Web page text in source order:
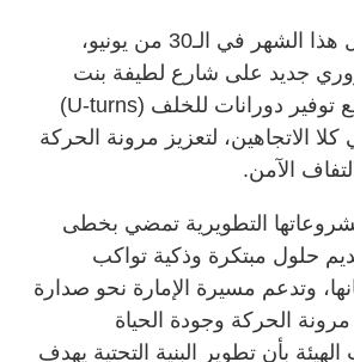
وتختتم الهيئة أعمال هذا الشهر في الـ30 من يونيو،
جديد على شارع لطيفة بنت
حمدان، بالتزامن مع توفير دورانات للخلف (U-turns)
الاتجاهين، لتعزيز مرونة الحركة
الآمن.
التطويرية تمضي بخطى
حلول مبتكرة وذكية تواكب
وتدعم مسيرة الإمارة نحو صدارة
الحركة وجودة الحياة
بأن تطوير البنية التحتية يهدف